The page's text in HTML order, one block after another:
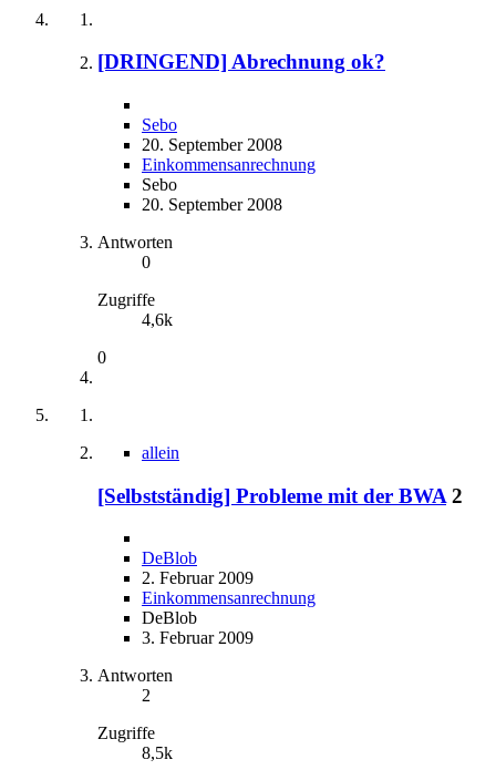
[DRINGEND] Abrechnung ok?
Sebo
20. September 2008
Einkommensanrechnung
Sebo
20. September 2008
Antworten
0
Zugriffe
4,6k
0
allein
[Selbstständig] Probleme mit der BWA 2
DeBlob
2. Februar 2009
Einkommensanrechnung
DeBlob
3. Februar 2009
Antworten
2
Zugriffe
8,5k